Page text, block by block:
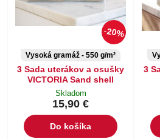
20%
Vysoká gramáž - 550 g/m²
3 Sada uterákov a osušky
VICTORIA Sand shell
Skladom
15,90 €
Do košíka
3